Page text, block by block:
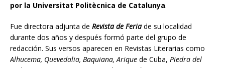
por la Universitat Politècnica de Catalunya.
Fue directora adjunta de Revista de Feriade su localidad
durante dos años y después formó parte del grupo de
redacción. Sus versos aparecen en Revistas Literarias como
Alhucema, Quevedalia, Baquiana, Arique de Cuba, Piedra del